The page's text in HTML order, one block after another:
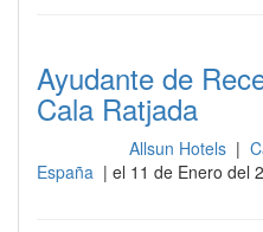
Ayudante de
Cala Ratjada
Allsun Hotels |
España | el 11 de Enero del